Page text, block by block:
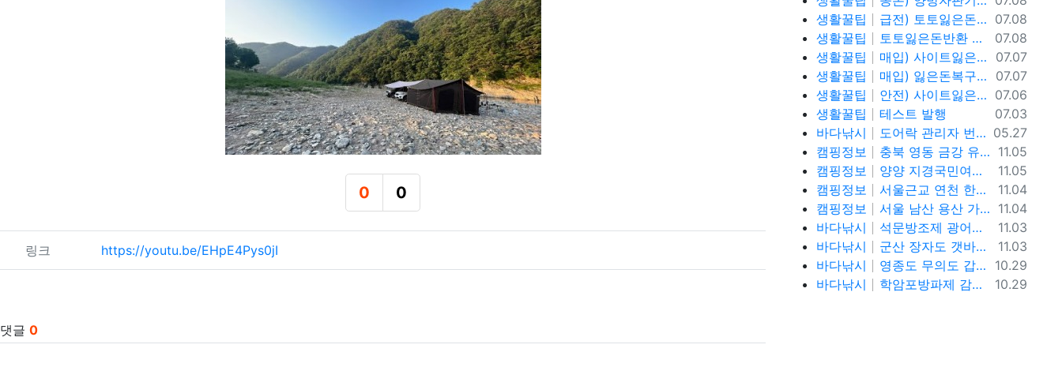
0
추천
0
비추천
관련자료
링크 https://youtu.be/EHpE4Pys0jI
댓글 0
등록일
07.08
생활꿀팁
급전) 토토잃은돈반환 텔레@ybcs24
등록일
07.08
생활꿀팁
토토잃은돈반환 텔레@ybcs24 토토돈복구
등록일
07.07
생활꿀팁
매입) 사이트잃은돈복구 텔@ybcs24
등록일
07.07
생활꿀팁
매입) 잃은돈복구 텔@ybcs24
등록일
07.06
생활꿀팁
안전) 사이트잃은돈복구 텔@ybcs24
등록일
07.03
생활꿀팁
테스트 발행
등록일
05.27
바다낚시
도어락 관리자 번호 설정과 안전하게 관리하는 방법
등록일
11.05
캠핑정보
충북 영동 금강 유원지 강변뷰 무료 노지 차박캠핑 가볼만한곳
등록일
11.05
캠핑정보
양양 지경국민여가캠핑장, 강릉 바다뷰 노지 차박캠핑 가볼만한곳
등록일
11.04
캠핑정보
서울근교 연천 한탄강 유원지 무료노지 차박캠핑 가볼만한곳
등록일
11.04
캠핑정보
서울 남산 용산 가을단풍 명소, 남산야외식물원, 남산골한옥마을, 이태원로 단풍길, 청파로 단풍길, 서울 단풍 트래킹 가볼만한곳
등록일
11.03
바다낚시
석문방조제 광어낚시 사리물때 끝날물 광어포인트 추천
등록일
11.03
바다낚시
군산 장자도 갯바위 풀치 갈치 워킹 루어낚시 포인트
등록일
10.29
바다낚시
영종도 무의도 갑오징어 워킹 루어낚시 포인트 및 채비정보
등록일
10.29
바다낚시 학암포방파제 감성돔, 고등어,학꽁치 원투낚시 바다낚시 포인트 추천